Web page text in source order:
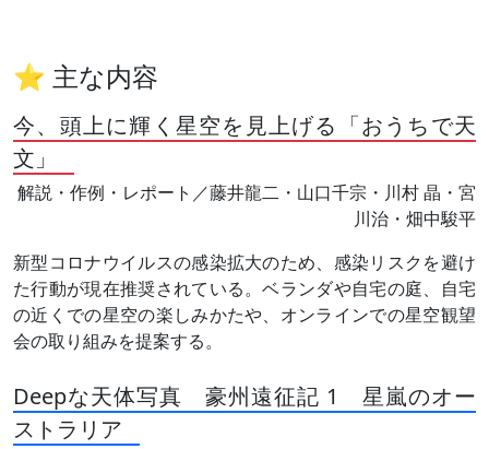
⭐ 主な内容
今、頭上に輝く星空を見上げる「おうちで天
文」
解説・作例・レポート／藤井龍二・山口千宗・川村 晶・宮
川治・畑中駿平
新型コロナウイルスの感染拡大のため、感染リスクを避け
た行動が現在推奨されている。ベランダや自宅の庭、自宅
の近くでの星空の楽しみかたや、オンラインでの星空観望
会の取り組みを提案する。
Deepな天体写真 豪州遠征記 1 星嵐のオー
ストラリア